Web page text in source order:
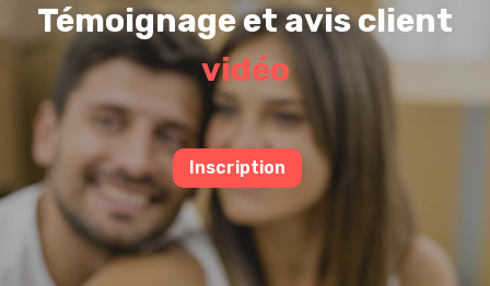
Témoignage et avis client
vidéo
Inscription